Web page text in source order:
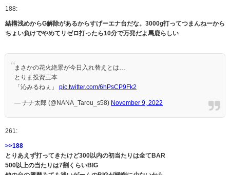
188:
結構浅めからG解除があるからすげーエナ台だな。3000g打ってつまんねーから
ちょい負けでやめてリゼロ打ったら10分で万発だよ馬鹿らしい
まさかの花火絶景が今日入れ替えとは…
とりま投資三本
「沁みるねぇ」 pic.twitter.com/6hPsCP9Fk2
— ナナ太郎 (@NANA_Tarou_s58) November 9, 2022
261:
>>188
とりあえず打ってきたけど300以内の初当たりは全てBAR
500以上の当たりは7割くらいBIG